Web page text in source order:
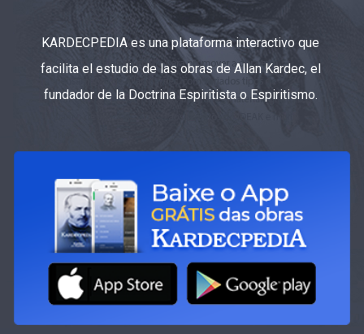
KARDECPEDIA es una plataforma interactivo que
facilita el estudio de las obras de Allan Kardec, el
fundador de la Doctrina Espiritista o Espiritismo.